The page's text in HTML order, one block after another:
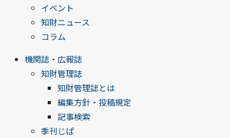
イベント
知財ニュース
コラム
機関誌・広報誌
知財管理誌
知財管理誌とは
編集方針・投稿規定
記事検索
季刊じぱ